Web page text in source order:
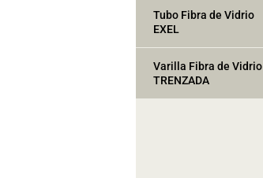
Tubo Fibra de Vidrio
EXEL
Varilla Fibra de Vidrio
TRENZADA